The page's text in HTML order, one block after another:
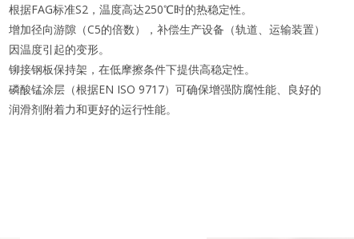
根据FAG标准S2，温度高达250℃时的热稳定性。
增加径向游隙（C5的倍数），补偿生产设备（轨道、运输装置）
因温度引起的变形。
铆接钢板保持架，在低摩擦条件下提供高稳定性。
磷酸锰涂层（根据EN ISO 9717）可确保增强防腐性能、良好的
润滑剂附着力和更好的运行性能。